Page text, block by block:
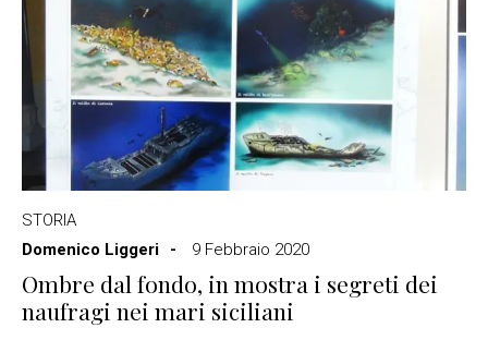
STORIA
Domenico Liggeri
9 Febbraio 2020
Ombre dal fondo, in mostra i segreti dei
naufragi nei mari siciliani